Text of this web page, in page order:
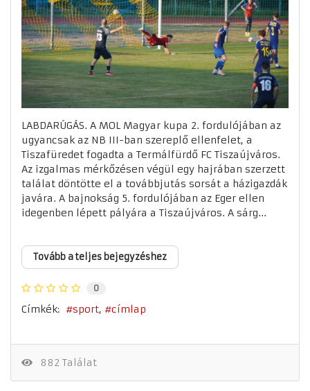
LABDARÚGÁS. A MOL Magyar kupa 2. fordulójában az
ugyancsak az NB III-ban szereplő ellenfelet, a
Tiszafüredet fogadta a Termálfürdő FC Tiszaújváros.
Az izgalmas mérkőzésen végül egy hajrában szerzett
találat döntötte el a továbbjutás sorsát a házigazdák
javára. A bajnokság 5. fordulójában az Eger ellen
idegenben lépett pályára a Tiszaújváros. A sárg...
Tovább a teljes bejegyzéshez
0
Címkék: sport címlap
882 Találat